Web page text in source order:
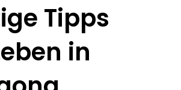
Tipps
in